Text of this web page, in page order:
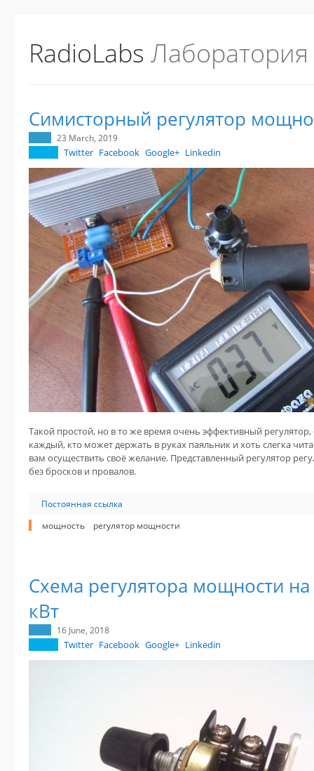
RadioLabs
Симисторный регулятор
23 March, 2019
Twitter Facebook Google+ Linkedin
Такой простой, но в то же время очень эффективный
каждый, кто может держать в руках паяльник и хоть слегка
вам осуществить своё желание. Представленный регулятор
без бросков и провалов.
Постоянная ссылка
мощность
регулятор мощности
Схема регулятора мощности
кВт
16 June, 2018
Twitter Facebook Google+ Linkedin